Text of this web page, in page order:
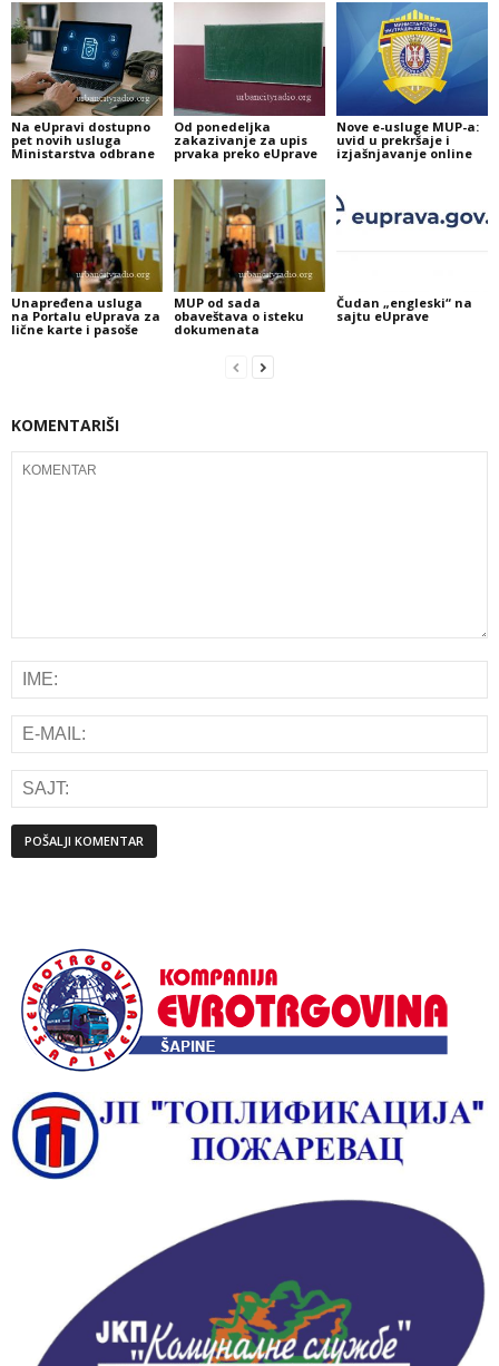
Na eUpravi dostupno
pet novih usluga
Ministarstva odbrane
Od ponedeljka
zakazivanje za upis
prvaka preko eUprave
Nove e-usluge MUP-a:
uvid u prekršaje i
izjašnjavanje online
Unapređena usluga
na Portalu eUprava za
lične karte i pasoše
MUP od sada
obaveštava o isteku
dokumenata
Čudan „engleski“ na
sajtu eUprave
KOMENTARIŠI